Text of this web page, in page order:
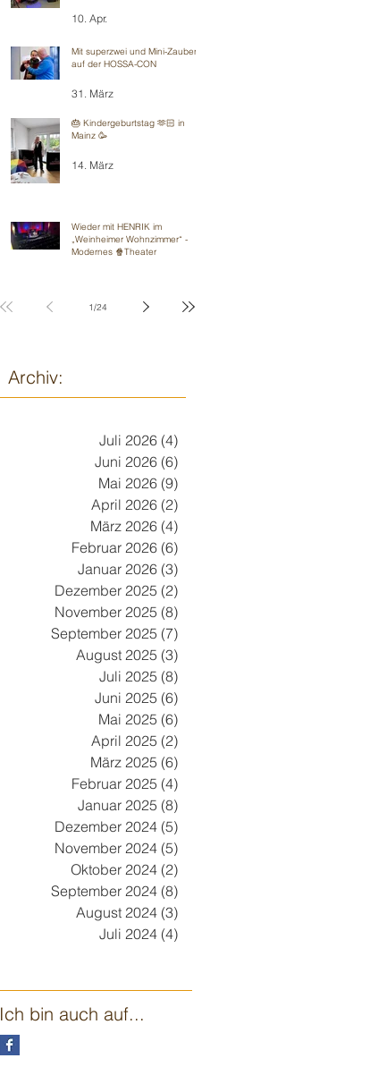
10. Apr.
Mit superzwei und Mini-Zauberei
auf der HOSSA-CON
31. März
🎂 Kindergeburtstag 🫶🏻 in
Mainz 🥳
14. März
Wieder mit HENRIK im
„Weinheimer Wohnzimmer“ -
Modernes 🍿Theater
1/24
Archiv:
Juli 2026 (4)
Juni 2026 (6)
Mai 2026 (9)
April 2026 (2)
März 2026 (4)
Februar 2026 (6)
Januar 2026 (3)
Dezember 2025 (2)
November 2025 (8)
September 2025 (7)
August 2025 (3)
Juli 2025 (8)
Juni 2025 (6)
Mai 2025 (6)
April 2025 (2)
März 2025 (6)
Februar 2025 (4)
Januar 2025 (8)
Dezember 2024 (5)
November 2024 (5)
Oktober 2024 (2)
September 2024 (8)
August 2024 (3)
Juli 2024 (4)
Ich bin auch auf...